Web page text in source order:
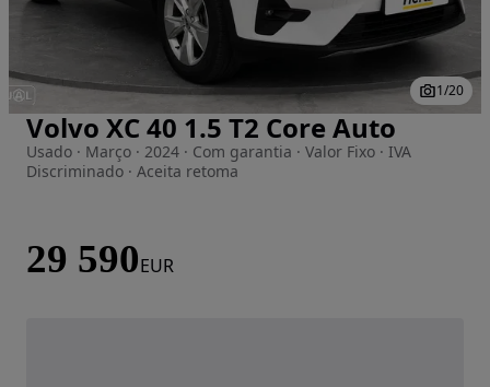
Imagem 1 de 20
1/20
Volvo XC 40 1.5 T2 Core Auto
Usado · Março · 2024 · Com garantia · Valor Fixo · IVA
Discriminado · Aceita retoma
29 590EUR